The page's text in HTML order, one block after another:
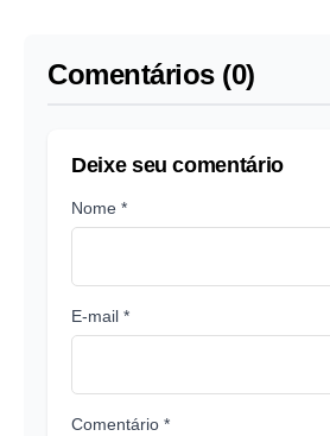
Comentários (0)
Deixe seu comentário
Nome *
E-mail *
Comentário *